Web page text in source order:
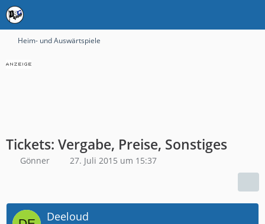
Heim- und Auswärtspiele
Tickets: Vergabe, Preise, Sonstiges
Gönner 27. Juli 2015 um 15:37
Deeloud